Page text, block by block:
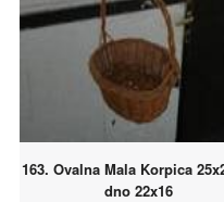
163. Ovalna Mala Korpica
dno 22x16